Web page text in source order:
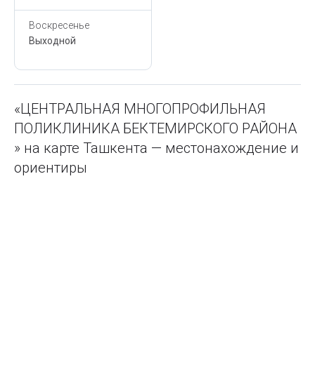
Воскресенье
Выходной
«ЦЕНТРАЛЬНАЯ МНОГОПРОФИЛЬНАЯ
ПОЛИКЛИНИКА БЕКТЕМИРСКОГО РАЙОНА
» на карте Ташкента — местонахождение и
ориентиры